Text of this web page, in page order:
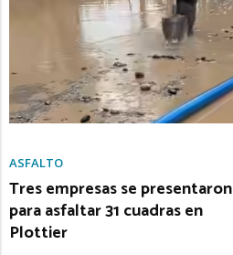
ASFALTO
Tres empresas se presentaron
para asfaltar 31 cuadras en
Plottier